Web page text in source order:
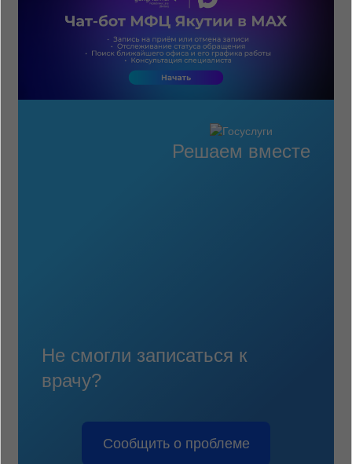
Решаем вместе
Не смогли записаться к
врачу?
Сообщить о проблеме